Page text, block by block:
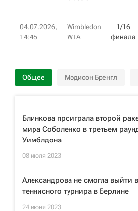
04.07.2026,
14:45
Wimbledon
WTA
1/16
финала
Общее Мэдисон Бренгл
Блинкова проиграла второй
мира Соболенко в третьем
Уимблдона
08 июля 2023
Александрова не смогла выйти
теннисного турнира в Берлине
24 июня 2023